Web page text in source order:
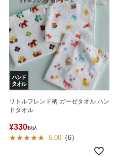
リトルフレンド柄 ガーゼタオル ハン
ドタオル
¥330税込
5.00 （6）